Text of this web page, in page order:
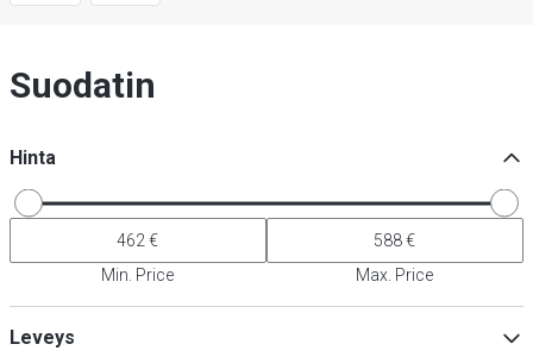
Suodatin
Hinta
Min. Price Max. Price
Leveys